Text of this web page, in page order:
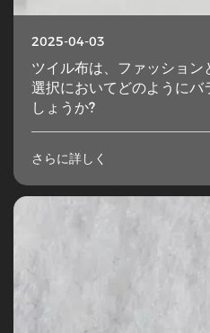
2025-04-03
ツイル布は、ファッショ
選択においてどのように
しょうか?
さらに詳しく